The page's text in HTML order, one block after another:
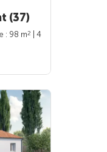
(37)
: 98 m2
| 4